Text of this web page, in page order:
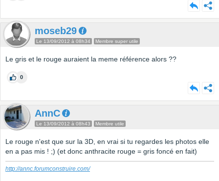
moseb29
Le 13/09/2012 à 08h34 Membre super utile
Le gris et le rouge auraient la meme référence alors ??
0
AnnC
Le 13/09/2012 à 08h43 Membre utile
Le rouge n'est que sur la 3D, en vrai si tu regardes les photos elle
en a pas mis ! ;) (et donc anthracite rouge = gris foncé en fait)
http://annc.forumconstruire.com/